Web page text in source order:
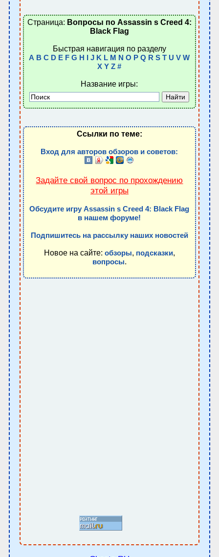
Страница: Вопросы по Assassin s Creed 4:
Black Flag
Быстрая навигация по разделу
A B C D E F G H J K L M N O P Q R S T U V W
X Y Z #
Название игры:
Ссылки по теме:
Вход для авторов обзоров и советов:
Задайте свой вопрос по прохождению
этой игры
Обсудите игру Assassin s Creed 4: Black Flag
в нашем форуме!
Подпишитесь на рассылку наших новостей
Новое на сайте: обзоры, подсказки,
вопросы.